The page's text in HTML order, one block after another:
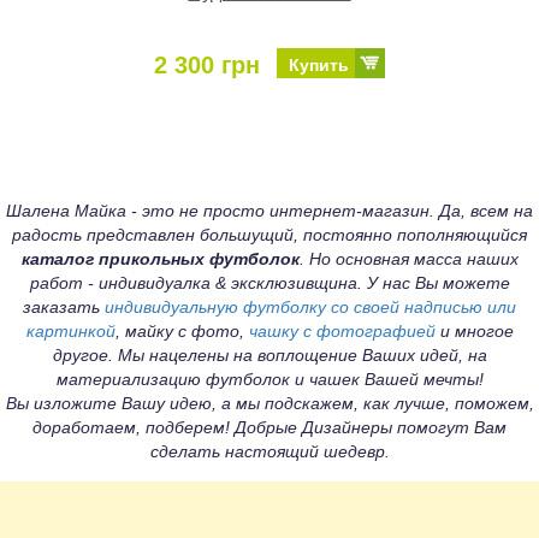
2 300 грн Купить
Шалена Майка - это не просто интернет-магазин. Да, всем на
радость представлен большущий, постоянно пополняющийся
каталог прикольных футболок. Но основная масса наших
работ - индивидуалка & эксклюзивщина. У нас Вы можете
заказать индивидуальную футболку со своей надписью или
картинкой, майку с фото, чашку с фотографиейи многое
другое. Мы нацелены на воплощение Ваших идей, на
материализацию футболок и чашек Вашей мечты!
Вы изложите Вашу идею, а мы подскажем, как лучше, поможем,
доработаем, подберем! Добрые Дизайнеры помогут Вам
сделать настоящий шедевр.